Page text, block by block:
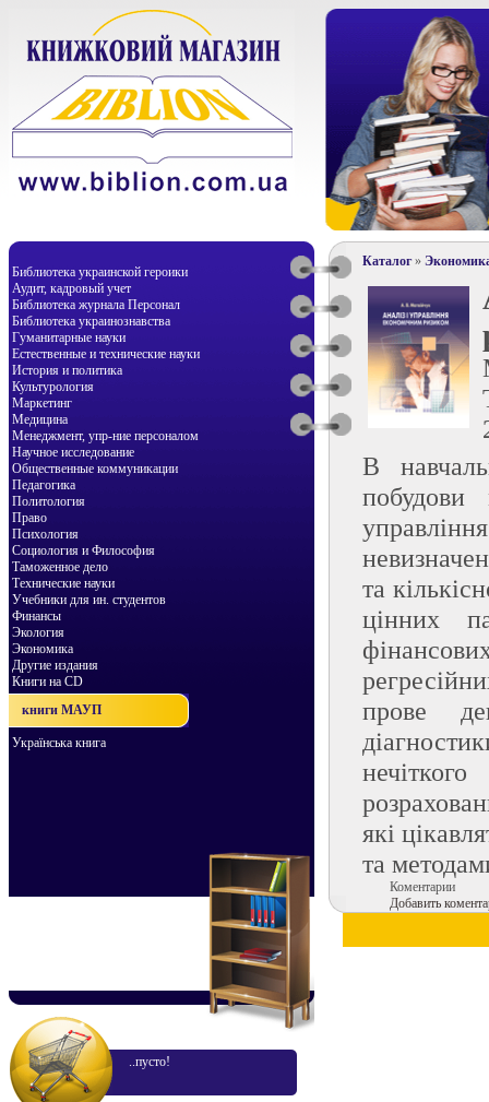
Библиотека украинской героики
Аудит, кадровый учет
Библиотека журнала Персонал
Библиотека украинознавства
Гуманитарные науки
Естественные и технические науки
История и политика
Культурология
Маркетинг
Медицина
Менеджмент, упр-ние персоналом
Научное исследование
Общественные коммуникации
Педагогика
Политология
Право
Психология
Социология и Философия
Таможенное дело
Технические науки
Учебники для ин. студентов
Финансы
Экология
Экономика
Другие издания
Книги на CD
книги МАУП
Українська книга
..пусто!
Каталог»
В
побудови
та
цінних
прове
які
та
Коментарии
Добавить